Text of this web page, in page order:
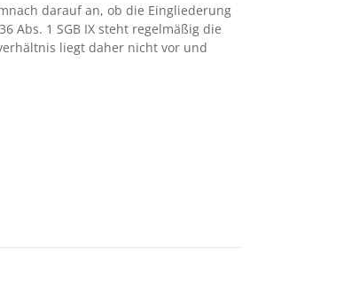
darauf an, ob die Eingliederung
Abs. 1 SGB IX steht regelmäßig die
liegt daher nicht vor und